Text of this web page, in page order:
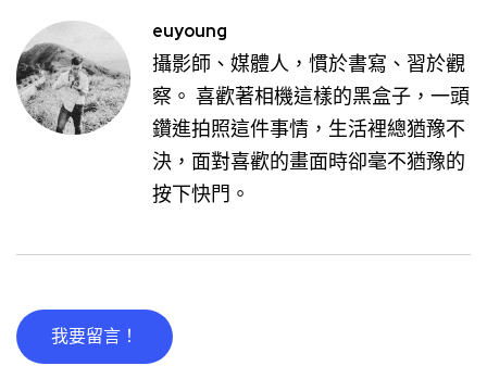
euyoung
攝影師、媒體人，慣於書寫、習於觀
察。 喜歡著相機這樣的黑盒子，一頭
鑽進拍照這件事情，生活裡總猶豫不
決，面對喜歡的畫面時卻毫不猶豫的
按下快門。
我要留言！